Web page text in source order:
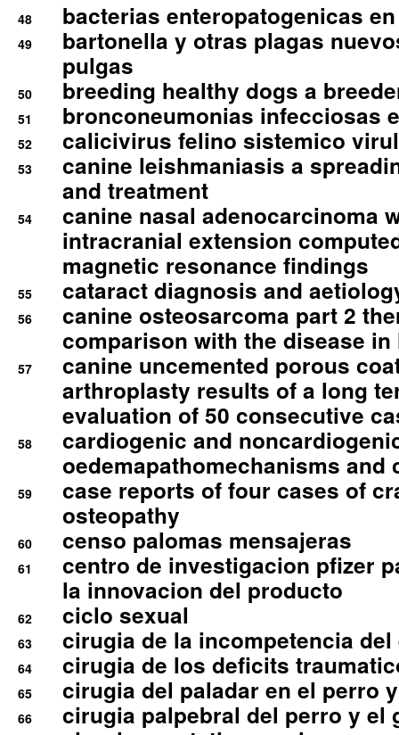
48 bacterias enteropatogenicas
49
bartonella y otras plagas
pulgas
50 breeding healthy dogs a
51 bronconeumonias infecciosas
52 calicivirus felino sistemico
53
canine leishmaniasis a
and treatment
54
canine nasal adenocarcinoma
intracranial extension
magnetic resonance findings
55 cataract diagnosis and
56
canine osteosarcoma part 2
comparison with the disease in
57
canine uncemented porous
arthroplasty results of a long
evaluation of 50 consecutive
58
cardiogenic and
oedemapathomechanisms and
59
case reports of four cases of
osteopathy
60 censo palomas mensajeras
61
centro de investigacion pfizer
la innovacion del producto
62 ciclo sexual
63 cirugia de la incompetencia
64 cirugia de los deficits
65 cirugia del paladar en el perro
66 cirugia palpebral del perro y el